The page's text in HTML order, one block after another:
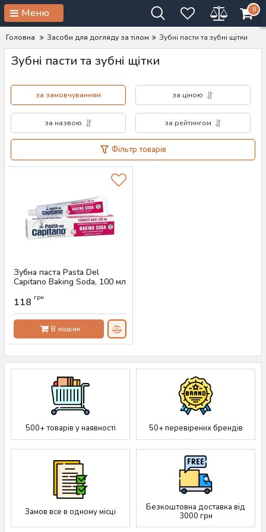
Меню 0
Головна Засоби для догляду за тілом Зубні пасти та зубні щітки
Зубні пасти та зубні щітки
за замовчуванням за ціною
за назвою за рейтингом
Фільтр товарів
Зубна паста Pasta Del
Capitano Baking Soda, 100 мл
118 грн
В кошик
500+ товарів у наявності 50+ перевірених брендів
Замов все в одному місці
Безкоштовна доставка від
3000 грн